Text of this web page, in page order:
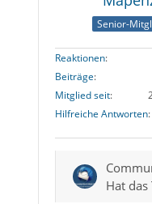
Senior-
Reaktionen
Beiträge
Mitglied seit
Hilfreiche Antworten
Hat das